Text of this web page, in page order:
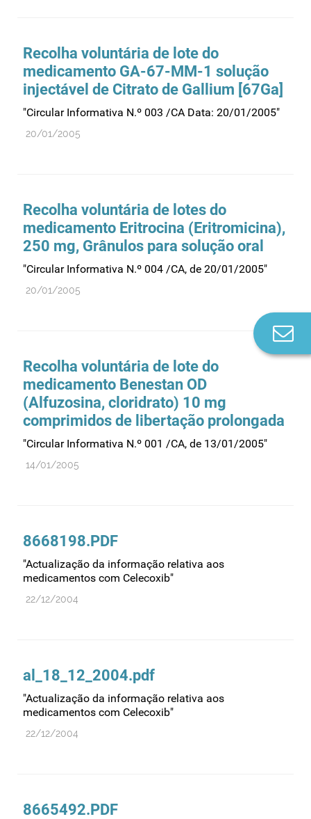
Recolha voluntária de lote do
medicamento GA-67-MM-1 solução
injectável de Citrato de Gallium [67Ga]
"Circular Informativa N.º 003 /CA Data: 20/01/2005"
20/01/2005
Recolha voluntária de lotes do
medicamento Eritrocina (Eritromicina),
250 mg, Grânulos para solução oral
"Circular Informativa N.º 004 /CA, de 20/01/2005"
20/01/2005
Recolha voluntária de lote do
medicamento Benestan OD
(Alfuzosina, cloridrato) 10 mg
comprimidos de libertação prolongada
"Circular Informativa N.º 001 /CA, de 13/01/2005"
14/01/2005
8668198.PDF
"Actualização da informação relativa aos
medicamentos com Celecoxib"
22/12/2004
al_18_12_2004.pdf
"Actualização da informação relativa aos
medicamentos com Celecoxib"
22/12/2004
8665492.PDF